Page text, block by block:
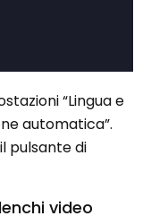
“Lingua e
automatica”.
pulsante di
video